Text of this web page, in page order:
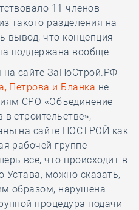
11 членов
такого разделения на
вывод, что концепция
поддержана вообще.
сайте ЗаНоСтрой.РФ
Петрова и Бланка не
СРО «Объединение
строительстве»,
на сайте НОСТРОЙ как
рабочей группе
все, что происходит в
Устава, можно сказать,
образом, нарушена
процедура подачи